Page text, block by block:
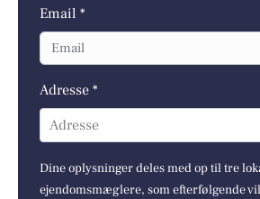
Email *
Adresse *
Adresse
Dine oplysninger deles med op til tre
ejendomsmæglere, som efterfølgende